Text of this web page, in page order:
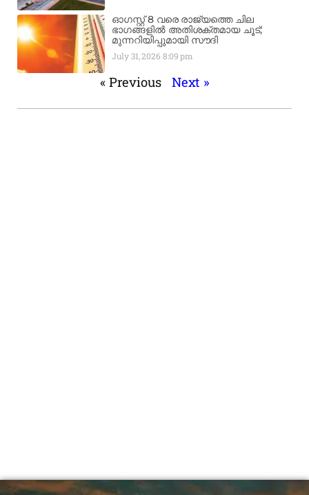
ഓഗസ്റ്റ് 8 വരെ രാജ്യത്തെ ചില
ഭാഗങ്ങളിൽ അതിശക്തമായ ചൂട്;
മുന്നറിയിപ്പുമായി സൗദി
July 31, 2026 8:09 pm
« Previous Next »